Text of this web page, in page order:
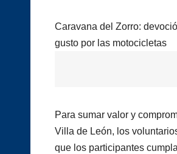
Caravana del Zorro:
gusto por las motocicletas
Para sumar valor y
Villa de León, los
que los participantes